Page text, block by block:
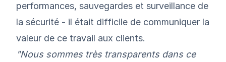
performances, sauvegardes et surveillance de
la sécurité - il était difficile de communiquer la
valeur de ce travail aux clients.
"Nous sommes très transparents dans ce